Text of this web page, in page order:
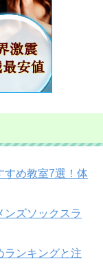
すめ教室7選！体
ンズソックスラ
ランキングと注